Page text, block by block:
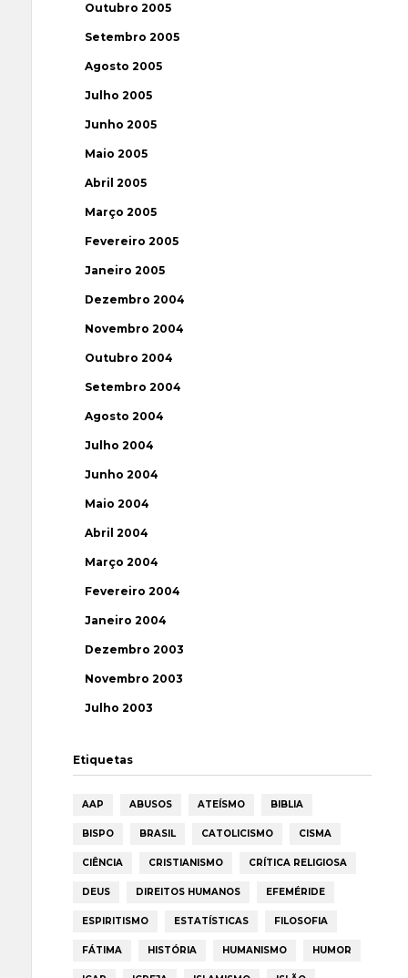
Outubro 2005
Setembro 2005
Agosto 2005
Julho 2005
Junho 2005
Maio 2005
Abril 2005
Março 2005
Fevereiro 2005
Janeiro 2005
Dezembro 2004
Novembro 2004
Outubro 2004
Setembro 2004
Agosto 2004
Julho 2004
Junho 2004
Maio 2004
Abril 2004
Março 2004
Fevereiro 2004
Janeiro 2004
Dezembro 2003
Novembro 2003
Julho 2003
Etiquetas
AAP ABUSOS ATEÍSMO BIBLIA
BISPO BRASIL CATOLICISMO CISMA
CIÊNCIA CRISTIANISMO CRÍTICA RELIGIOSA
DEUS DIREITOS HUMANOS EFEMÉRIDE
ESPIRITISMO ESTATÍSTICAS FILOSOFIA
FÁTIMA HISTÓRIA HUMANISMO HUMOR